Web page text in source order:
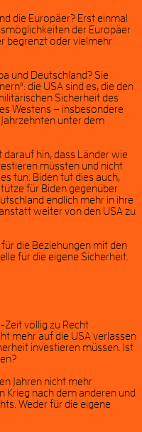
die Europäer? Erst einmal
der Europäer
begrenzt oder vielmehr
und Deutschland? Sie
die USA sind es, die den
Sicherheit des
Westens – insbesondere
unter dem
darauf hin, dass Länder wie
müssten und nicht
tun. Biden tut dies auch,
für Biden gegenüber
endlich mehr in ihre
weiter von den USA zu
die Beziehungen mit den
für die eigene Sicherheit.
Zeit völlig zu Recht
mehr auf die USA verlassen
investieren müssen. Ist
Jahren nicht mehr
Krieg nach dem anderen und
Weder für die eigene